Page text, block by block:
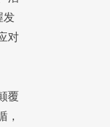
发
对
覆
，